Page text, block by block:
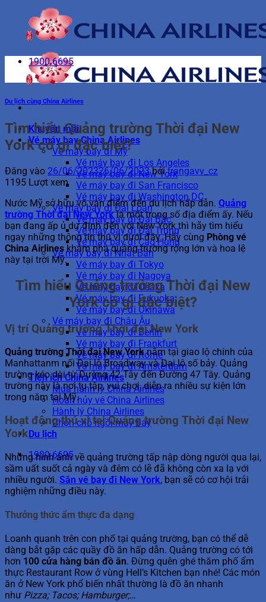
Khuyến mãi
Vé máy bay China Airlines
Vé máy bay đi Mỹ
Vé máy bay đi Los Angeles
Vé máy bay đi New York
Vé máy bay đi San Francisco
Vé máy bay đi Washington DC
Vé máy bay đi Đài Loan
Vé máy bay đi Đài Bắc
Vé máy bay đi Đài Trung
Vé máy bay đi Cao Hùng
Vé máy bay đi Nhật Bản
Vé máy bay đi Tokyo
Vé máy bay đi Nagoya
Vé máy bay đi Osaka
Vé máy bay đi Fukuoka
Vé máy bay đi Okinawa
Vé máy bay đi Châu Âu
Vé máy bay đi Berlin
Vé máy bay đi Frankfurt
Vé máy bay đi Rome
Vé máy bay đi Amsterdam
Tiện ích China Airlines
Mua hành lý China Airlines
Hoàn hủy vé China Airlines
Hành lý China Airlines
Chọn chỗ ngồi máy bay
Du lịch
1900 6695
1900 6695
Du lịch cùng China Airlines
Tìm hiểu Quảng trường Thời đại New
York có gì đặc biệt?
Đăng vào 26/06/202326/06/2023 bởitrangavv_cz
1195 Lượt xem
Nước Mỹ sở hữu vô vàn điểm đến du lịch hấp dẫn. Quảng
trường Thời đại New Yorklà một trong số địa điểm ấy. Nếu
bạn đang ấp ủ dự định đến với New York thì hãy tìm hiểu
ngay những thông tin thú vị dưới đây. Hãy cùng Phòng vé
China Airlineskhám phá quảng trường rộng lớn và hoa lệ
này tại trời Mỹ.
Tìm hiểu Quảng trường Thời đại New
York có gì đặc biệt?
Vị trí Quảng trường Thời đại New York
Quảng trường Thời đại New Yorknằm tại giao lộ chính của
Manhattanm nối Đại lộ Broadway và Đại lộ số bảy. Quảng
trường kéo dài từ Đường 42 Tây đến Đường 47 Tây. Quảng
trường này là nơi tụ tập, vui chơi, diễn ra nhiều sự kiện lớn
trong năm tại Mỹ.
Hoạt động thú vị tại Quảng trường Thời đại New
York
Những hình ảnh về quảng trường tấp nập dòng người qua lại,
sầm uất suốt cả ngày và đêm có lẽ đã không còn xa lạ với
nhiều người. Săn vé bay đi New York, bạn sẽ có cơ hội trải
nghiệm những điều này.
Thưởng thức ẩm thực đa dạng
Loanh quanh trên con phố tại quảng trường, bạn có thể dễ
dàng bắt gặp các quầy đồ ăn hấp dẫn. Quảng trường có tới
hơn 100 cửa hàng bán đồ ăn. Đừng quên ghé thăm phố ẩm
thực Restaurant Row ở vùng Hell’s Kitchen bạn nhé! Các món
ăn ở New York phổ biến nhất thường là đồ ăn nhanh
như Pizza; Tacos; Hamburger;…